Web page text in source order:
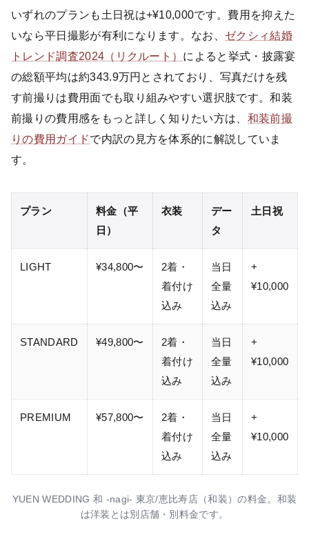
いずれのプランも土日祝は+¥10,000です。費用を抑えた
いなら平日撮影が有利になります。なお、 ゼクシィ結婚
トレンド調査2024（リクルート） によると挙式・披露宴
の総額平均は約343.9万円とされており、写真だけを残
す前撮りは費用面でも取り組みやすい選択肢です。和装
前撮りの費用感をもっと詳しく知りたい方は、 和装前撮
りの費用ガイドで内訳の見方を体系的に解説していま
す。
プラン
料金（平
日）
衣装
デー
タ
土日祝
LIGHT ¥34,800〜
2着・
着付け
込み
当日
全量
込み
+
¥10,000
STANDARD ¥49,800〜
2着・
着付け
込み
当日
全量
込み
+
¥10,000
PREMIUM ¥57,800〜
2着・
着付け
込み
当日
全量
込み
+
¥10,000
YUEN WEDDING 和 -nagi- 東京/恵比寿店（和装）の料金。和装
は洋装とは別店舗・別料金です。